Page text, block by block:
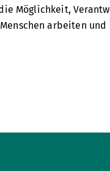
Möglichkeit,
arbeiten